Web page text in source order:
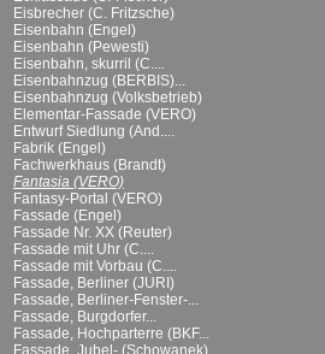
Eisbrecher (C. Fritzsche)
Eisenbahn (Engel)
Eisenbahn (Pewesti)
Eisenbahn, skurril (C....
Eisenbahnzug (BERBIS)...
Eisenbahnzug (Volksbetrieb)
Elementar-Fassade (VERO)
Entwurf Siedlung (And....
Fabrik (Engel)
Fachwerkhaus (Brandt)
Fantasia (VERO)
Fantasy-Portal (VERO)
Fassade (Engel)
Fassade Nr. XX (Reuter)
Fassade mit Uhr (C....
Fassade mit Vorbau (C....
Fassade, Berliner (JURI)
Fassade, Berliner-Fenster-...
Fassade, Burgdorfer...
Fassade, Hochparterre (BKF...
Fassade, Jubel- (Schowanek)